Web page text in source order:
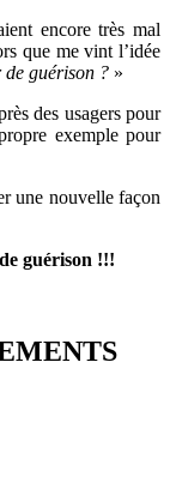
encore très mal
que me vint l’idée
de guérison ? »
des usagers pour
exemple pour
une nouvelle façon
guérison !!!